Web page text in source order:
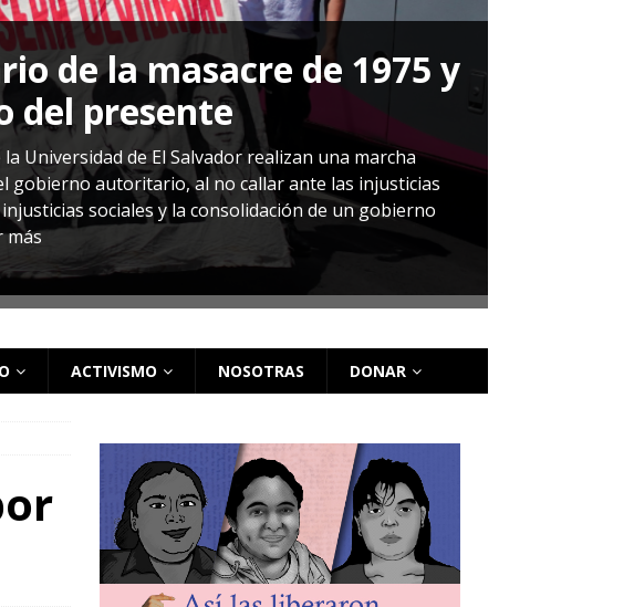
de la masacre de 1975 y
del presente
Universidad de El Salvador realizan una marcha
gobierno autoritario, al no callar ante las injusticias
sociales y la consolidación de un gobierno
más
ACTIVISMO NOSOTRAS DONAR